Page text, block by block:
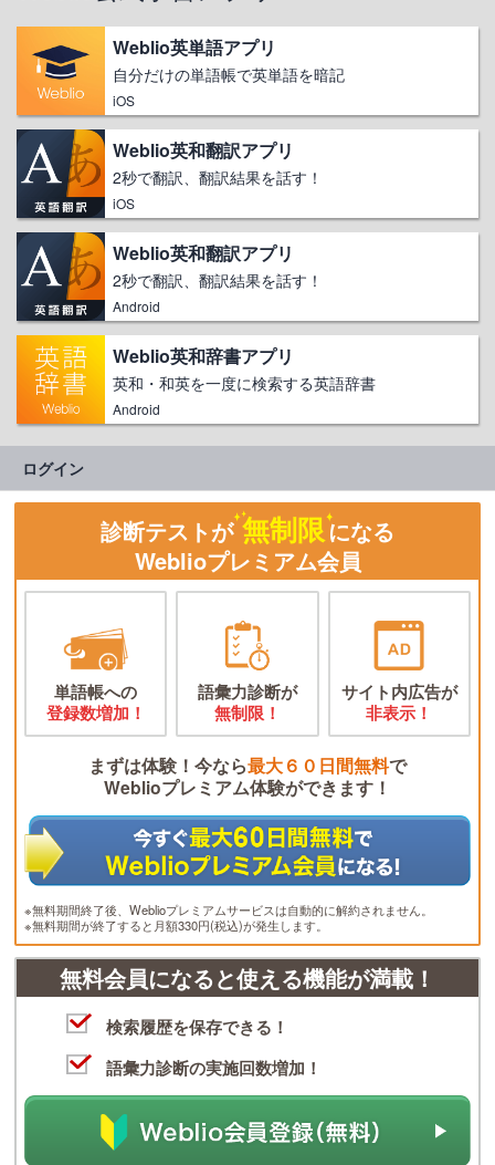
Weblio英単語アプリ
自分だけの単語帳で英単語を暗記
iOS
Weblio英和翻訳アプリ
2秒で翻訳、翻訳結果を話す！
iOS
Weblio英和翻訳アプリ
2秒で翻訳、翻訳結果を話す！
Android
Weblio英和辞書アプリ
英和・和英を一度に検索する英語辞書
Android
ログイン
診断テストが 無制限になる
Weblioプレミアム会員
単語帳への
登録数増加！
語彙力診断が
無制限！
サイト内広告が
非表示！
まずは体験！今なら最大６０日間無料で
Weblioプレミアム体験ができます！
※無料期間終了後、Weblioプレミアムサービスは自動的に解約されません。
※無料期間が終了すると月額330円(税込)が発生します。
無料会員になると使える機能が満載！
検索履歴を保存できる！
語彙力診断の実施回数増加！